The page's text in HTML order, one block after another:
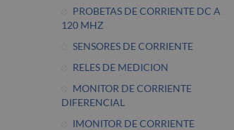
PROBETAS DE CORRIENTE DC A
120 MHZ
SENSORES DE CORRIENTE
RELES DE MEDICION
MONITOR DE CORRIENTE
DIFERENCIAL
IMONITOR DE CORRIENTE